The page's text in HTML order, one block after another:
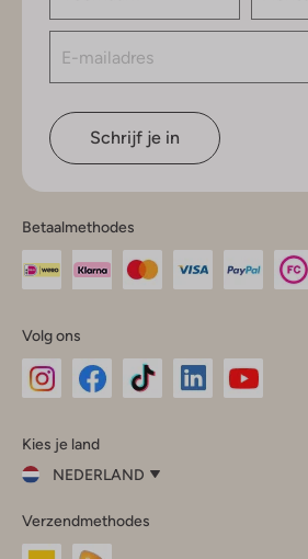
Schrijf je in
Betaalmethodes
Volg ons
InstagramFacebook
Kies je land
NEDERLAND
je
land
Verzendmethodes